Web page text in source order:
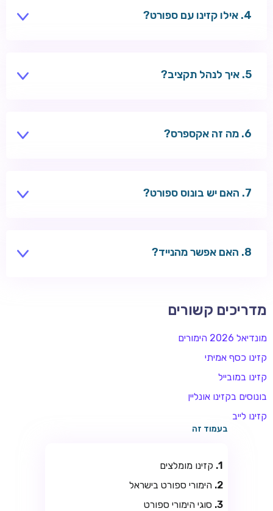
אילו קזינו עם ספורט?
איך לנהל תקציב?
מה זה אקספרס?
האם יש בונוס ספורט?
האם אפשר מהנייד?
מדריכים קשורים
מונדיאל 2026 הימורים
קזינו כסף אמיתי
קזינו במובייל
בונוסים בקזינו אונליין
קזינו לייב
בעמוד זה
קזינו מומלצים
הימורי ספורט בישראל
סוגי הימורי ספורט